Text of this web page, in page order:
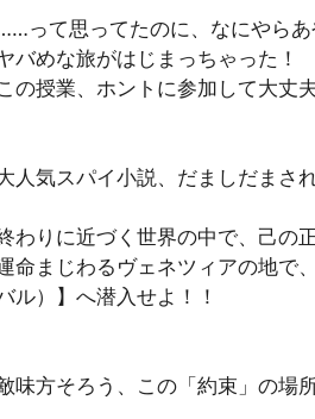
って思ってたのに、なにやらあ
バめな旅がはじまっちゃった！
の授業、ホントに参加して大丈
人気スパイ小説、だましだまさ
わりに近づく世界の中で、己の
命まじわるヴェネツィアの地で
ル）】へ潜入せよ！！
味方そろう、この「約束」の